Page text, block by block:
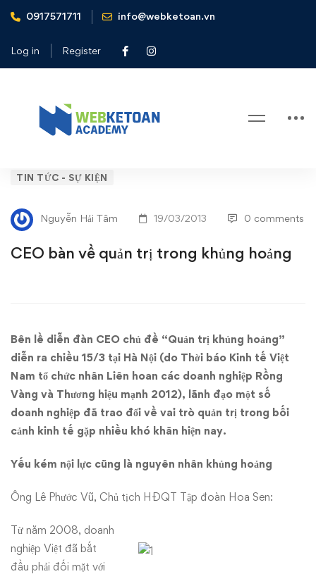
0917571711 info@webketoan.vn
Log in Register
Home
Tin tức - Sự kiện
CEO
bàn
về
trong
khủng
hoảng
TIN TỨC - SỰ KIỆN
Nguyễn Hải Tâm 19/03/2013 0 comments
CEO bàn về quản trị trong khủng hoảng
Bên lề diễn đàn CEO chủ đề “Quản trị khủng hoảng”
diễn ra chiều 15/3 tại Hà Nội (do Thời báo Kinh tế Việt
Nam tổ chức nhân Liên hoan các doanh nghiệp Rồng
Vàng và Thương hiệu mạnh 2012), lãnh đạo một số
doanh nghiệp đã trao đổi về vai trò quản trị trong bối
cảnh kinh tế gặp nhiều khó khăn hiện nay.
Yếu kém nội lực cũng là nguyên nhân khủng hoảng
Ông Lê Phước Vũ, Chủ tịch HĐQT Tập đoàn Hoa Sen:
Từ năm 2008, doanh
nghiệp Việt đã bắt
đầu phải đối mặt với